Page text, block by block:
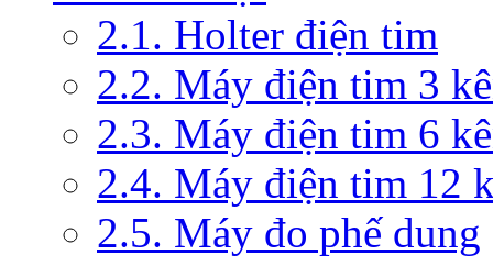
2.1. Holter điện tim
2.2. Máy điện tim 3
2.3. Máy điện tim 6
2.4. Máy điện tim 12
2.5. Máy đo phế dung